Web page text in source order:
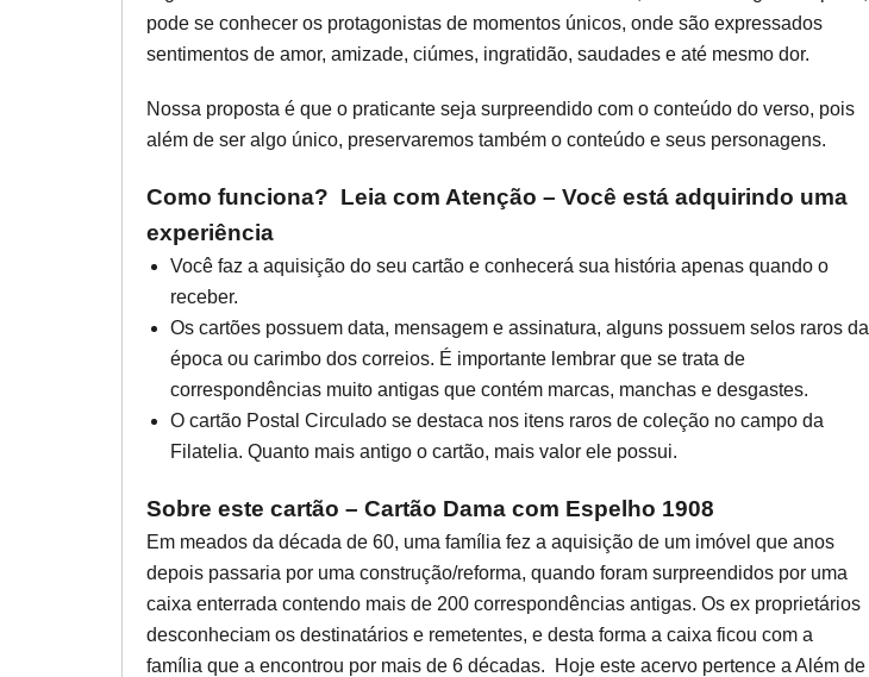
pode se conhecer os protagonistas de momentos únicos, onde são expressados
sentimentos de amor, amizade, ciúmes, ingratidão, saudades e até mesmo dor.
Nossa proposta é que o praticante seja surpreendido com o conteúdo do verso, pois
além de ser algo único, preservaremos também o conteúdo e seus personagens.
Como funciona? Leia com Atenção – Você está adquirindo uma
experiência
Você faz a aquisição do seu cartão e conhecerá sua história apenas quando o
receber.
Os cartões possuem data, mensagem e assinatura, alguns possuem selos raros da
época ou carimbo dos correios. É importante lembrar que se trata de
correspondências muito antigas que contém marcas, manchas e desgastes.
O cartão Postal Circulado se destaca nos itens raros de coleção no campo da
Filatelia. Quanto mais antigo o cartão, mais valor ele possui.
Sobre este cartão – Cartão Dama com Espelho 1908
Em meados da década de 60, uma família fez a aquisição de um imóvel que anos
depois passaria por uma construção/reforma, quando foram surpreendidos por uma
caixa enterrada contendo mais de 200 correspondências antigas. Os ex proprietários
desconheciam os destinatários e remetentes, e desta forma a caixa ficou com a
família que a encontrou por mais de 6 décadas. Hoje este acervo pertence a Além de